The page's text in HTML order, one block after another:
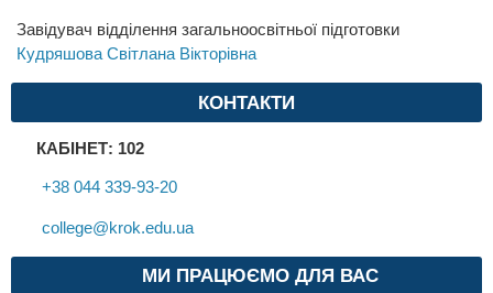
Завідувач відділення загальноосвітньої підготовки
Кудряшова Світлана Вікторівна
КОНТАКТИ
КАБІНЕТ: 102
+38 044 339-93-20
college@krok.edu.ua
МИ ПРАЦЮЄМО ДЛЯ ВАС